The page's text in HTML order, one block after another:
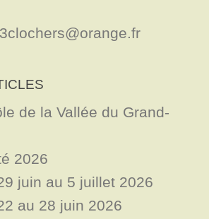
de la Vallée du Grand-
2026
juin au 5 juillet 2026
au 28 juin 2026